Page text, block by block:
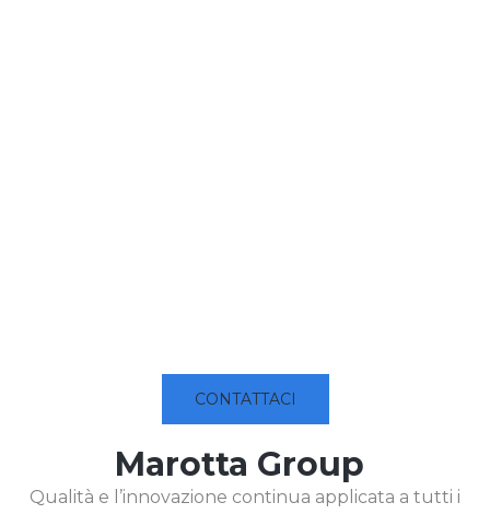
CONTATTACI
Marotta Group
Qualità e l’innovazione continua applicata a tutti i